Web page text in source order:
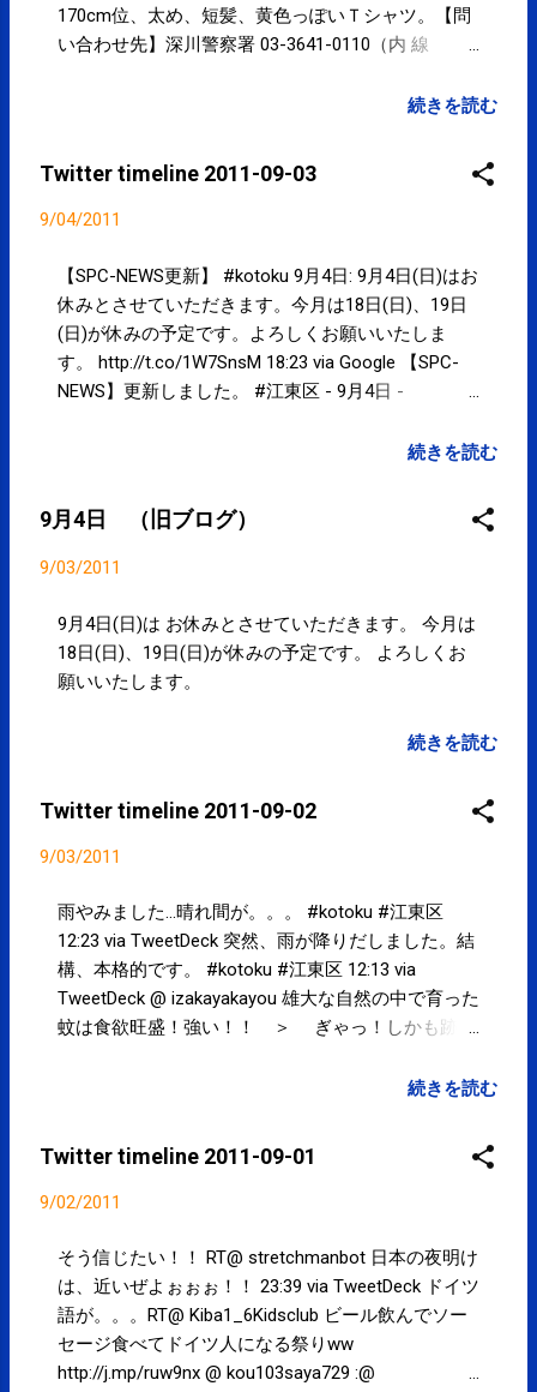
tamio_akabame @ tamio_akabame 20年30年後は自
然エネルギーでの安定的な発電は可能かもしれない
価格で安定的な電力を必要とする企業は海外に流出
TweetDeck in reply to tamio_akabame RT@
nikkansportscom : 東京マラソン倍率過去最高の９・
６倍 http://t.co/wkmwpvZ 年々、回を追うごとに倍
フォーゼはないだろう、と思うのだが。。。
http://t.co/WOJobyp 18:13 via TweetDeck （『脱』で
も『推進』でもないです。『共に生きよう！』で
す。） 18:06 via TweetDeck @ tami...
170cm位、太め、短髪、黄色っぽいＴシャツ。【問
い合わせ先】深川警察署 03-3641-0110（内 線
がとうございます。 18:53 via TweetDeck in reply to
い！！ > au wi-fi も設置するよぉ〜ん
http://t.co/TISMtuE 18:41 via TweetDeck Powered by
t2b
続きを読む
Twitter timeline 2011-09-03
9/04/2011
【SPC-NEWS更新】 #kotoku 9月4日: 9月4日(日)はお
休みとさせていただきます。今月は18日(日)、19日
(日)が休みの予定です。よろしくお願いいたしま
す。 http://t.co/1W7SnsM 18:23 via Google 【SPC-
NEWS】更新しました。 #江東区 - 9月4日 -
はっきりしないお天気ですが、当院は営業（12:00～
明日(4日)はお休みとなります。よろしくお願いいた
します。 spcstyle.com #kotoku #江東区 11:41 via
TweetDeck Powered by t2b
続きを読む
9月4日 （旧ブログ）
9/03/2011
9月4日(日)は お休みとさせていただきます。 今月は
18日(日)、19日(日)が休みの予定です。 よろしくお
願いいたします。
続きを読む
Twitter timeline 2011-09-02
9/03/2011
雨やみました...晴れ間が。。。 #kotoku #江東区
12:23 via TweetDeck 突然、雨が降りだしました。結
構、本格的です。 #kotoku #江東区 12:13 via
TweetDeck @ izakayakayou 雄大な自然の中で育った
蚊は食欲旺盛！強い！！ ＞ ぎゃっ！しかも跡地
ても蚊に刺されまくり…カユイーo(ToT)o！5個くら
TweetDeck @ izakayakayou 飲み過ぎですね！ｗ ＞
北海道に来ても蚊に刺されまくり…カユイー
o(ToT)o！5個くらい噛まれとる。ひゃーなんでー？
続きを読む
Twitter timeline 2011-09-01
9/02/2011
そう信じたい！！ RT@ stretchmanbot 日本の夜明け
は、近いぜよぉぉぉ！！ 23:39 via TweetDeck ドイツ
語が。。。RT@ Kiba1_6Kidsclub ビール飲んでソー
セージ食べてドイツ人になる祭りww
http://j.mp/ruw9nx @ kou103saya729 :@